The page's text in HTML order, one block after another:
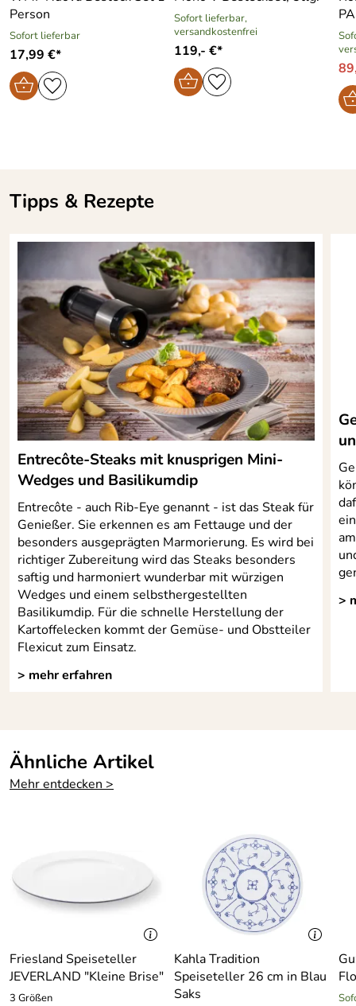
Person
Sofort lieferbar
17,99 €*
Sofort lieferbar,
versandkostenfrei
119,- €*
Tipps & Rezepte
Entrecôte-Steaks mit knusprigen Mini-
Wedges und Basilikumdip
Entrecôte - auch Rib-Eye genannt - ist das Steak für
Genießer. Sie erkennen es am Fettauge und der
besonders ausgeprägten Marmorierung. Es wird bei
richtiger Zubereitung wird das Steaks besonders
saftig und harmoniert wunderbar mit würzigen
Wedges und einem selbsthergestellten
Basilikumdip. Für die schnelle Herstellung der
Kartoffelecken kommt der Gemüse- und Obstteiler
Flexicut zum Einsatz.
> mehr erfahren
>
Ähnliche Artikel
Mehr entdecken >
Friesland Speiseteller
JEVERLAND "Kleine Brise"
3 Größen
Kahla Tradition
Speiseteller 26 cm in Blau
Saks